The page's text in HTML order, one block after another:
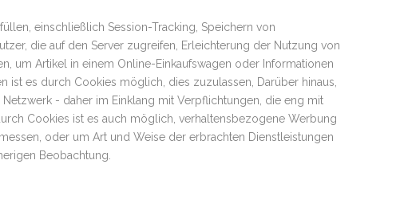
einschließlich Session-Tracking, Speichern von
die auf den Server zugreifen, Erleichterung der Nutzung von
um Artikel in einem Online-Einkaufswagen oder Informationen
es durch Cookies möglich, dies zuzulassen, Darüber hinaus,
- daher im Einklang mit Verpflichtungen, die eng mit
Cookies ist es auch möglich, verhaltensbezogene Werbung
oder um Art und Weise der erbrachten Dienstleistungen
Beobachtung.